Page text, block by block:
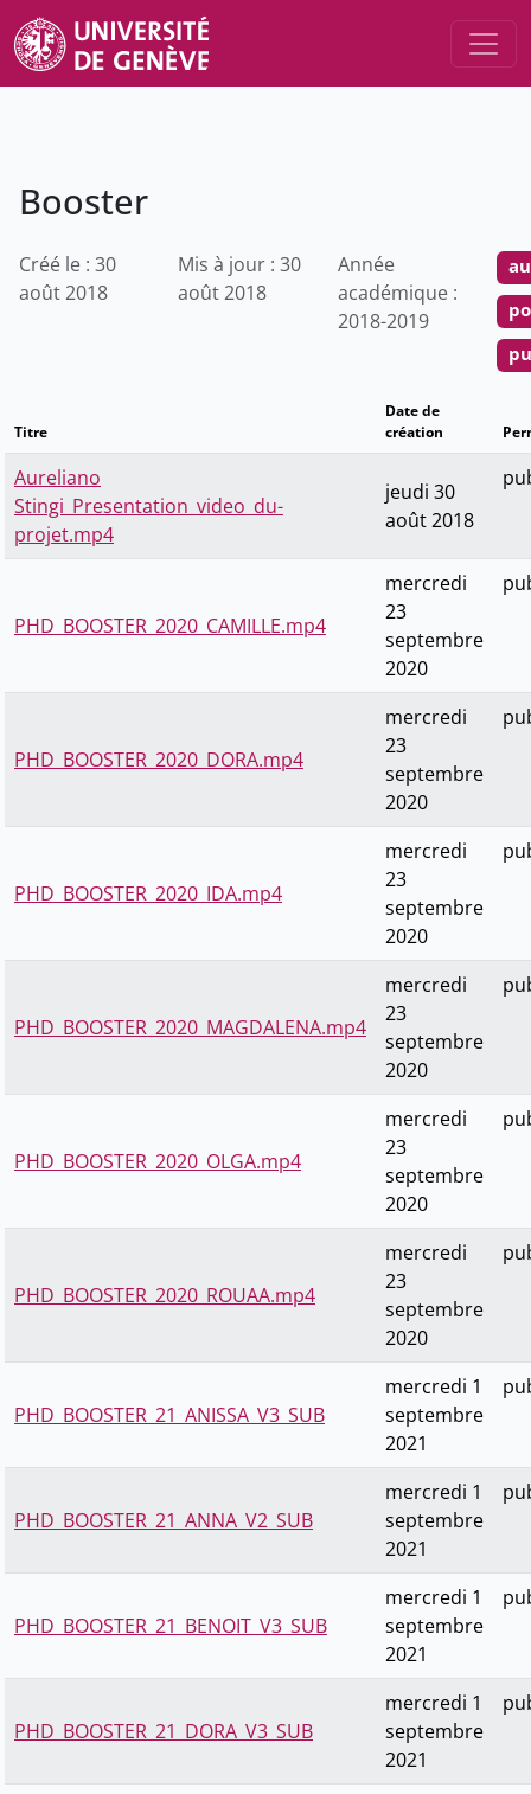
Booster
Créé le : 30
août 2018
Mis à jour : 30
août 2018
Année
académique :
2018-2019
Titre
Date de
création
Aureliano
Stingi_Presentation_video_du-
projet.mp4
jeudi 30
août 2018
PHD_BOOSTER_2020_CAMILLE.mp4
mercredi
23
septembre
2020
PHD_BOOSTER_2020_DORA.mp4
mercredi
23
septembre
2020
PHD_BOOSTER_2020_IDA.mp4
mercredi
23
septembre
2020
PHD_BOOSTER_2020_MAGDALENA.mp4
mercredi
23
septembre
2020
PHD_BOOSTER_2020_OLGA.mp4
mercredi
23
septembre
2020
PHD_BOOSTER_2020_ROUAA.mp4
mercredi
23
septembre
2020
PHD_BOOSTER_21_ANISSA_V3_SUB
mercredi 1
septembre
2021
PHD_BOOSTER_21_ANNA_V2_SUB
mercredi 1
septembre
2021
PHD_BOOSTER_21_BENOIT_V3_SUB
mercredi 1
septembre
2021
PHD_BOOSTER_21_DORA_V3_SUB
mercredi 1
septembre
2021